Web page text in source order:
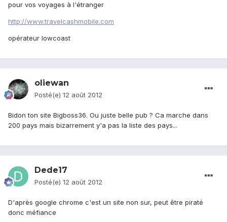
pour vos voyages à l'étranger
http://www.travelcashmobile.com
opérateur lowcoast
oliewan
Posté(e) 12 août 2012
Bidon ton site Bigboss36. Ou juste belle pub ? Ca marche dans
200 pays mais bizarrement y'a pas la liste des pays...
Dede17
Posté(e) 12 août 2012
D'après google chrome c'est un site non sur, peut être piraté
donc méfiance